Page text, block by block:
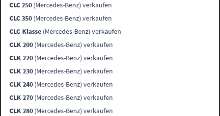
CLC 250 (Mercedes-Benz) verkaufen
CLC 350 (Mercedes-Benz) verkaufen
CLC-Klasse (Mercedes-Benz) verkaufen
CLK 200 (Mercedes-Benz) verkaufen
CLK 220 (Mercedes-Benz) verkaufen
CLK 230 (Mercedes-Benz) verkaufen
CLK 240 (Mercedes-Benz) verkaufen
CLK 270 (Mercedes-Benz) verkaufen
CLK 280 (Mercedes-Benz) verkaufen